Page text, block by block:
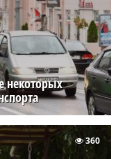
некоторых
360